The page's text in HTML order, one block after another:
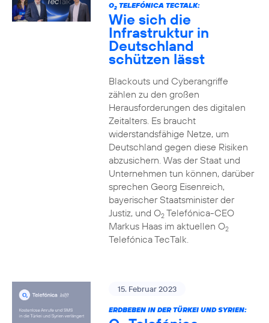
O2TELEFÓNICA TECTALK:
Wie sich die
Infrastruktur in
Deutschland
schützen lässt
Blackouts und Cyberangriffe
zählen zu den großen
Herausforderungen des digitalen
Zeitalters. Es braucht
widerstandsfähige Netze, um
Deutschland gegen diese Risiken
abzusichern. Was der Staat und
Unternehmen tun können, darüber
sprechen Georg Eisenreich,
bayerischer Staatsminister der
Justiz, und O2Telefónica-CEO
Markus Haas im aktuellen O2
Telefónica TecTalk.
15. Februar 2023
ERDBEBEN IN DER TÜRKEI UND SYRIEN: